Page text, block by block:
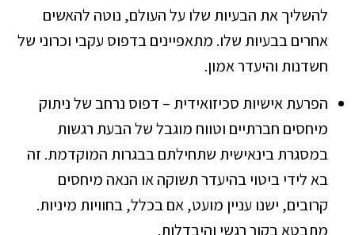
להשליך את הבעיות שלו על העולם, נוטה להאשים
אחרים בבעיות שלו. מתאפיינים בדפוס עקבי וכרוני של
חשדנות והיעדר אמון.
הפרעת אישיות סכיזואידית – דפוס נרחב של ניתוק
מיחסים חברתיים וטווח מוגבל של הבעת רגשות
במסגרת בינאישית שתחילתם בבגרות המוקדמת. זה
בא לידי ביטוי בהיעדר תשוקה או הנאה מיחסים
קרובים, ישנו עניין מועט, אם בכלל, בחוויות מיניות.
מתבטא בקור רגשי והיבדלות.